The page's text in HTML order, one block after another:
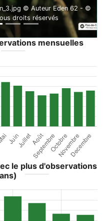
© Auteur Eden 62 - ©
droits réservés
mensuelles
le plus d'observations